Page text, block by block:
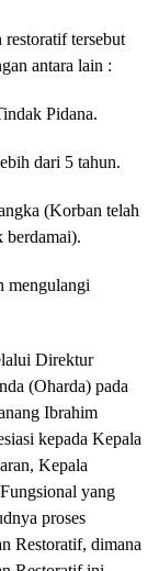
restoratif tersebut
antara lain :
Pidana.
dari 5 tahun.
(Korban telah
berdamai).
mengulangi
Direktur
(Oharda) pada
Ibrahim
kepada Kepala
Kepala
yang
proses
Restoratif, dimana